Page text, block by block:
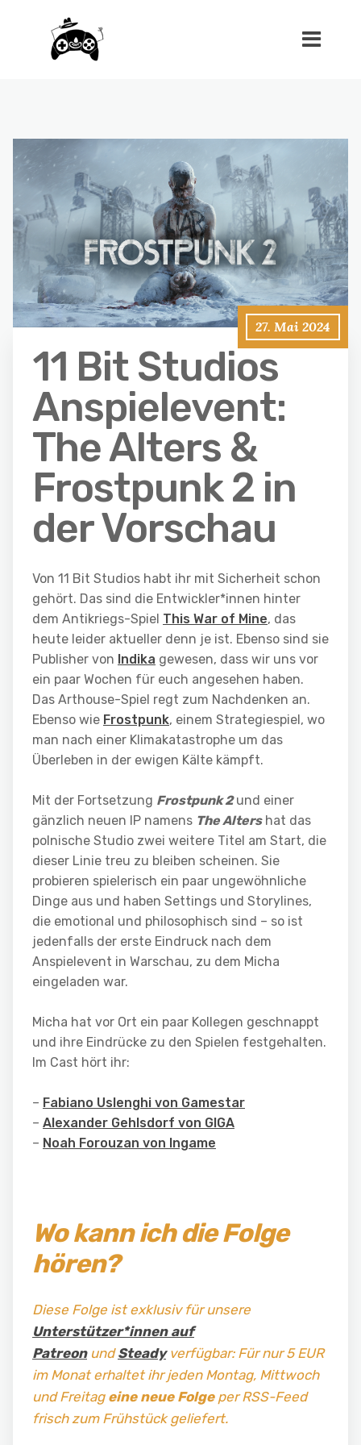
27. Mai 2024
11 Bit Studios
Anspielevent:
The Alters &
Frostpunk 2 in
der Vorschau
Von 11 Bit Studios habt ihr mit Sicherheit schon
gehört. Das sind die Entwickler*innen hinter
dem Antikriegs-Spiel This War of Mine, das
heute leider aktueller denn je ist. Ebenso sind sie
Publisher von Indika gewesen, dass wir uns vor
ein paar Wochen für euch angesehen haben.
Das Arthouse-Spiel regt zum Nachdenken an.
Ebenso wie Frostpunk, einem Strategiespiel, wo
man nach einer Klimakatastrophe um das
Überleben in der ewigen Kälte kämpft.
Mit der Fortsetzung Frostpunk 2und einer
gänzlich neuen IP namens The Altershat das
polnische Studio zwei weitere Titel am Start, die
dieser Linie treu zu bleiben scheinen. Sie
probieren spielerisch ein paar ungewöhnliche
Dinge aus und haben Settings und Storylines,
die emotional und philosophisch sind – so ist
jedenfalls der erste Eindruck nach dem
Anspielevent in Warschau, zu dem Micha
eingeladen war.
Micha hat vor Ort ein paar Kollegen geschnappt
und ihre Eindrücke zu den Spielen festgehalten.
Im Cast hört ihr:
– Fabiano Uslenghi von Gamestar
– Alexander Gehlsdorf von GIGA
– Noah Forouzan von Ingame
Wo kann ich die Folge
hören?
Diese Folge ist exklusiv für unsere
Unterstützer*innen auf
PatreonundSteadyverfügbar: Für nur 5 EUR
im Monat erhaltet ihr jeden Montag, Mittwoch
und Freitageine neue Folgeper RSS-Feed
frisch zum Frühstück geliefert.